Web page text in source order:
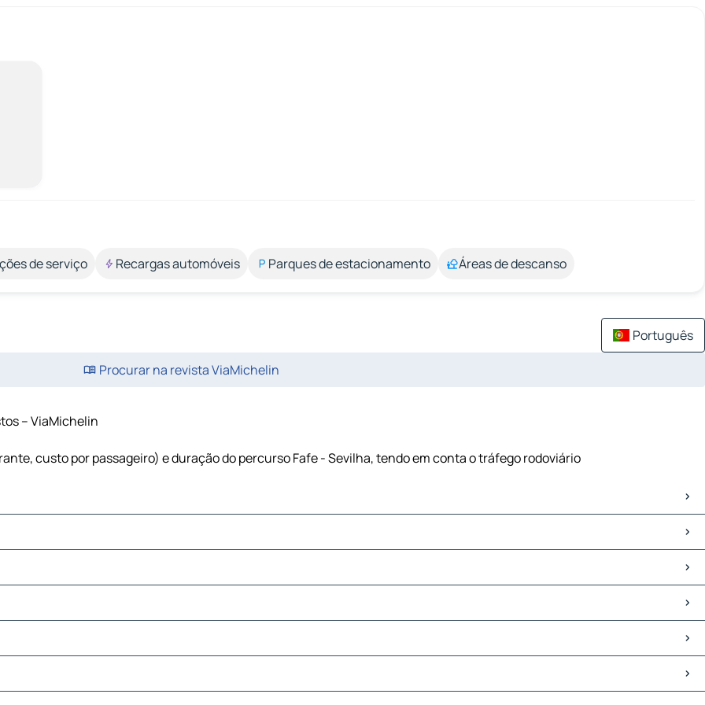
de serviço Recargas automóveis Parques de estacionamento Áreas de descanso
Português
Procurar na revista ViaMichelin
– ViaMichelin
custo por passageiro) e duração do percurso Fafe - Sevilha, tendo em conta o tráfego rodoviário